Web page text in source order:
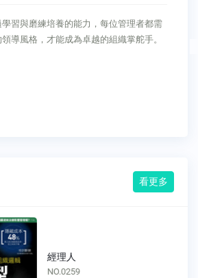
，企業該專注本業還是多角化經營？
的公司逐漸成為趨勢，而且這類型的公
看更多
經理人
NO.0259